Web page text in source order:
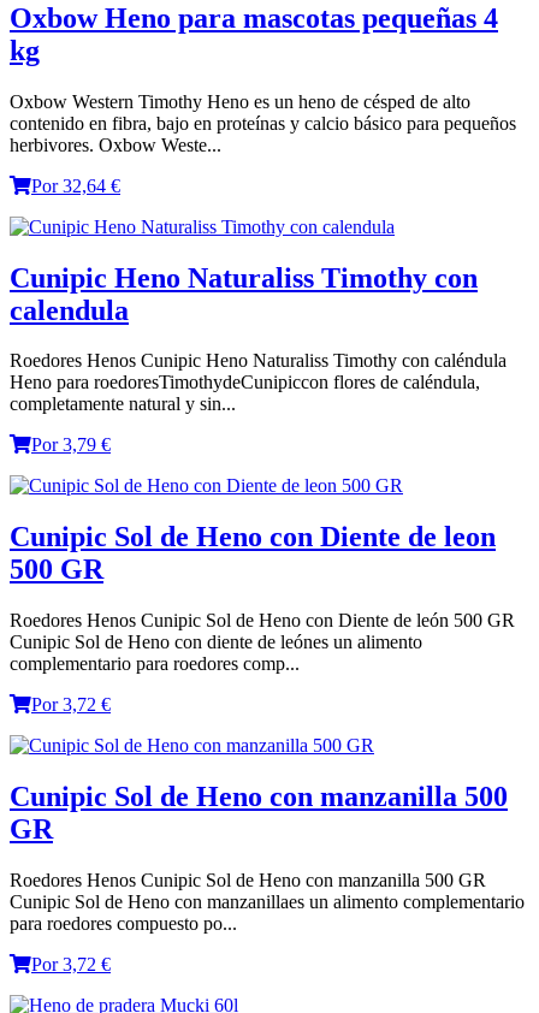
Oxbow Heno para mascotas pequeñas 4
kg
Oxbow Western Timothy Heno es un heno de césped de alto
contenido en fibra, bajo en proteínas y calcio básico para pequeños
herbivores. Oxbow Weste...
Por 32,64 €
Cunipic Heno Naturaliss Timothy con
calendula
Roedores Henos Cunipic Heno Naturaliss Timothy con caléndula
Heno para roedoresTimothydeCunipiccon flores de caléndula,
completamente natural y sin...
Por 3,79 €
Cunipic Sol de Heno con Diente de leon
500 GR
Roedores Henos Cunipic Sol de Heno con Diente de león 500 GR
Cunipic Sol de Heno con diente de leónes un alimento
complementario para roedores comp...
Por 3,72 €
Cunipic Sol de Heno con manzanilla 500
GR
Roedores Henos Cunipic Sol de Heno con manzanilla 500 GR
Cunipic Sol de Heno con manzanillaes un alimento complementario
para roedores compuesto po...
Por 3,72 €